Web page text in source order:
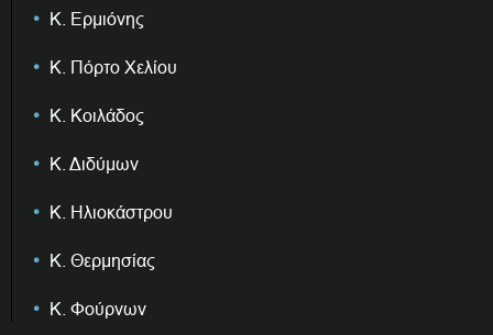
Κ. Ερμιόνης
Κ. Πόρτο Χελίου
Κ. Κοιλάδος
Κ. Διδύμων
Κ. Ηλιοκάστρου
Κ. Θερμησίας
Κ. Φούρνων